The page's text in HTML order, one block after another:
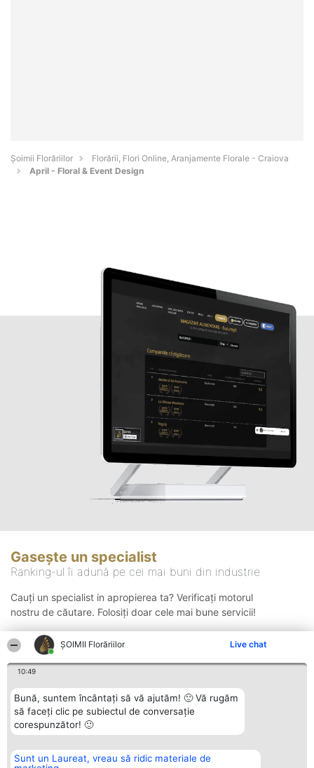
ȘOIMII Florăriilor Live chat
10:49
Bună, suntem încântați să vă ajutăm! 🙂 Vă rugăm
să faceți clic pe subiectul de conversație
corespunzător! 🙂
Sunt un Laureat, vreau să ridic materiale de
Șoimii Florăriilor
Florării, Flori Online, Aranjamente Florale - Craiova
April - Floral & Event Design
Gasește un specialist
Ranking-ul îi adună pe cei mai buni din industrie
Cauți un specialist in apropierea ta? Verificați motorul
nostru de căutare. Folosiți doar cele mai bune servicii!
Organizator Ranking Plebiscyt Contact